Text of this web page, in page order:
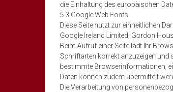
die Einhaltung des europäischen
5.3 Google Web Fonts
Diese Seite nutzt zur einheitlichen
Google Ireland Limited, Gordon
Beim Aufruf einer Seite lädt Ihr
Schriftarten korrekt anzuzeigen und
bestimmte Browserinformationen,
Daten können zudem übermittelt
Die Verarbeitung von